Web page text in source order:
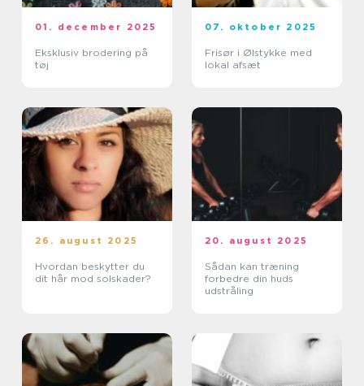
01. december 2025
Eksklusiv brodering på
tøj
07. oktober 2025
Frisør i Ølstykke med
lokal afsæt
26. august 2025
Hvordan beskytter du
dit hår mod solskader?
20. august 2025
Sådan kan træning
forbedre din huds
udstråling